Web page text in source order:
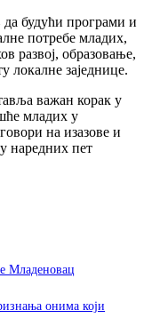
будући програми и
потребе младих,
развој, образовање,
заједнице.
важан корак у
младих у
на изазове и
наредних пет
Младеновац
онима који